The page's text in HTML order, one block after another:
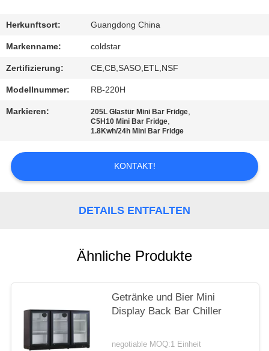
FORDERN
SIE
EIN
PRIVACY
Herkunftsort: Guangdong China
Markenname: coldstar
Zertifizierung: CE,CB,SASO,ETL,NSF
Modellnummer: RB-220H
Markieren: 205L Glastür Mini Bar Fridge,
C5H10 Mini Bar Fridge,
1.8Kwh/24h Mini Bar Fridge
KONTAKT!
DETAILS ENTFALTEN
Ähnliche Produkte
Getränke und Bier Mini
Display Back Bar Chiller
negotiable MOQ:1 Einheit